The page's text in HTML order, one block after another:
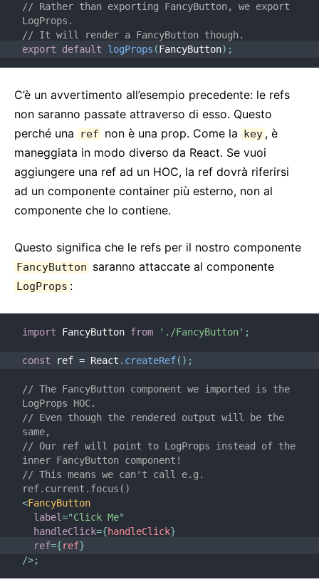
// Rather than exporting FancyButton, we export
LogProps.
// It will render a FancyButton though.
export
default logProps (FancyButton) ;
C’è un avvertimento all’esempio precedente: le refs
non saranno passate attraverso di esso. Questo
perché una
ref non è una prop. Come la key , è
maneggiata in modo diverso da React. Se vuoi
aggiungere una ref ad un HOC, la ref dovrà riferirsi
ad un componente container più esterno, non al
componente che lo contiene.
Questo significa che le refs per il nostro componente
FancyButton saranno attaccate al componente
LogProps :
import FancyButton from './FancyButton' ;
const ref = React . createRef( ) ;
// The FancyButton component we imported is the
LogProps HOC.
// Even though the rendered output will be the
same,
// Our ref will point to LogProps instead of the
inner FancyButton component!
// This means we can't call e.g.
ref.current.focus()
<FancyButton
label="Click Me"
handleClick={handleClick}
ref={ref}
/>;